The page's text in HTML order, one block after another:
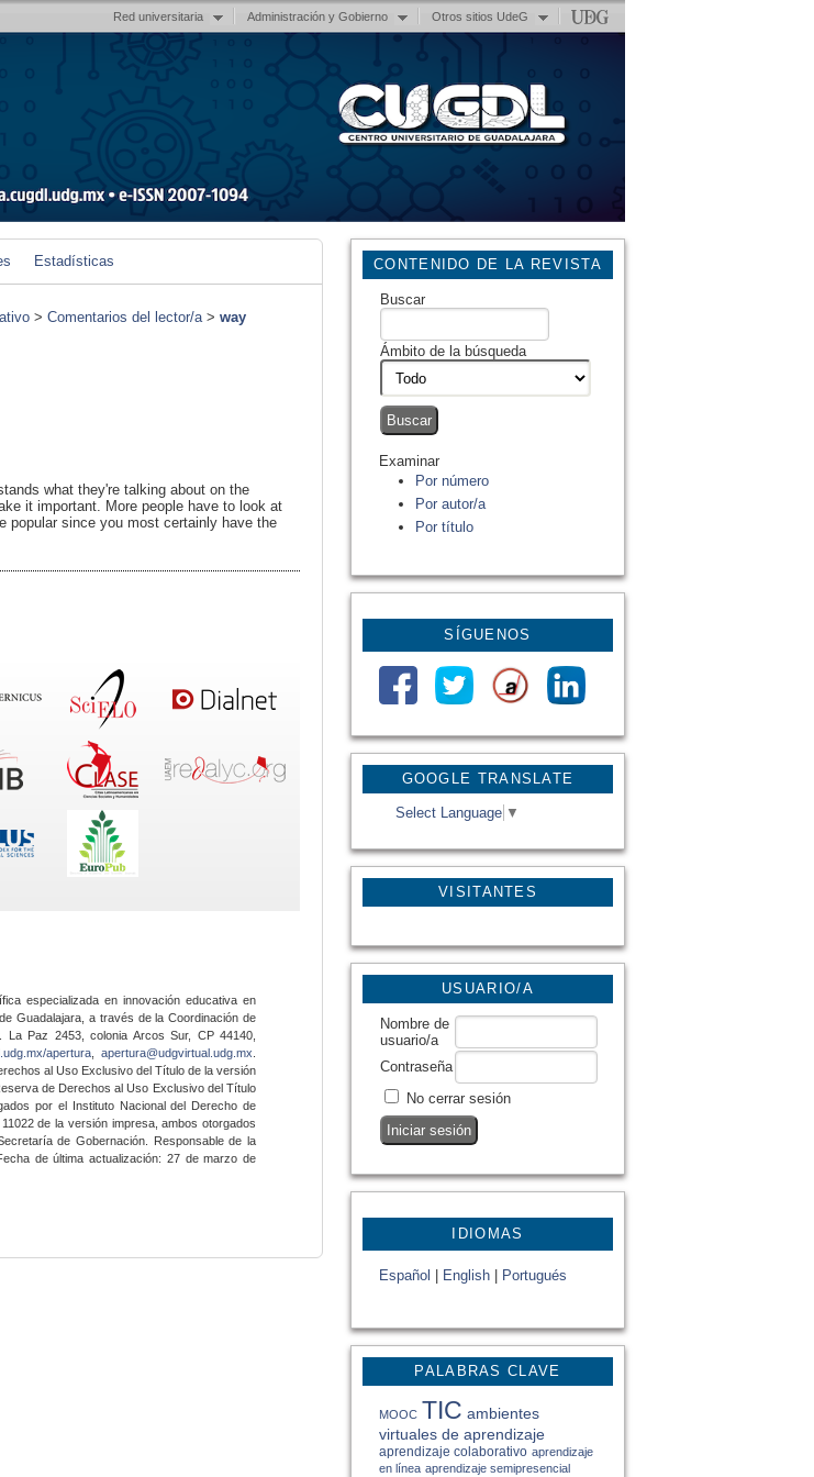
Red universitaria Administración y Gobierno Otros sitios UdeG
GOOGLE TRANSLATE
Select Language ▼
VISITANTES
CONTENIDO DE LA REVISTA
Buscar
Ámbito de la búsqueda
Examinar
Por número
Por autor/a
Por título
SÍGUENOS
USUARIO/A
Nombre de
usuario/a
Contraseña
No cerrar sesión
IDIOMAS
Español English Portugués
PALABRAS CLAVE
MOOC TIC ambientes
virtuales de aprendizaje
aprendizaje colaborativo aprendizaje
en línea aprendizaje semipresencial
Estadísticas
> Comentarios del lector/a> way
what they're talking about on the
it important. More people have to look at
popular since you most certainly have the
especializada en innovación educativa en
Guadalajara, a través de la Coordinación de
Paz 2453, colonia Arcos Sur, CP 44140,
apertura apertura@udgvirtual.udg.mx
al Uso Exclusivo del Título de la versión
de Derechos al Uso Exclusivo del Título
por el Instituto Nacional del Derecho de
de la versión impresa, ambos otorgados
de Gobernación. Responsable de la
de última actualización: 27 de marzo de